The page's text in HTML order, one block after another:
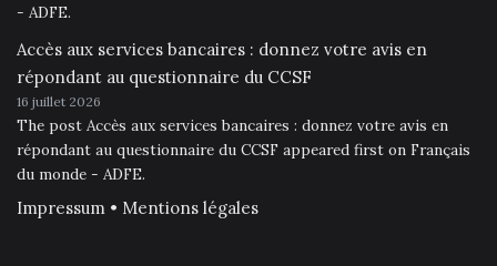
- ADFE.
Accès aux services bancaires : donnez votre avis en
répondant au questionnaire du CCSF
16 juillet 2026
The post Accès aux services bancaires : donnez votre avis en
répondant au questionnaire du CCSF appeared first on Français
du monde - ADFE.
Impressum • Mentions légales